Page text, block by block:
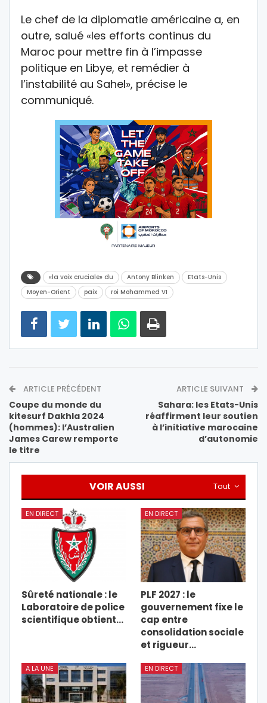
Le chef de la diplomatie américaine a, en
outre, salué «les efforts continus du
Maroc pour mettre fin à l’impasse
politique en Libye, et remédier à
l’instabilité au Sahel», précise le
communiqué.
«la voix cruciale» du Antony Blinken
Etats-Unis
Moyen-Orient
paix roi Mohammed VI
ARTICLE PRÉCÉDENT
Coupe du monde du
kitesurf Dakhla 2024
(hommes): l’Australien
James Carew remporte
le titre
ARTICLE SUIVANT
Sahara: les Etats-Unis
réaffirment leur soutien
à l’initiative marocaine
d’autonomie
Tout
VOIR AUSSI
EN DIRECT
Sûreté nationale : le
Laboratoire de police
scientifique obtient…
EN DIRECT
PLF 2027 : le
gouvernement fixe le
cap entre
consolidation sociale
et rigueur…
A LA UNE EN DIRECT